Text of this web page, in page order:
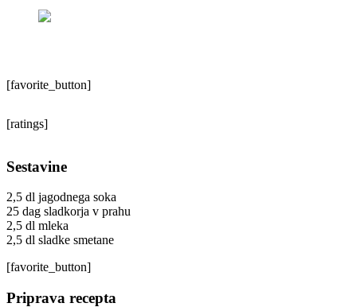
[favorite_button]
[ratings]
Sestavine
2,5 dl jagodnega soka
25 dag sladkorja v prahu
2,5 dl mleka
2,5 dl sladke smetane
[favorite_button]
Priprava recepta